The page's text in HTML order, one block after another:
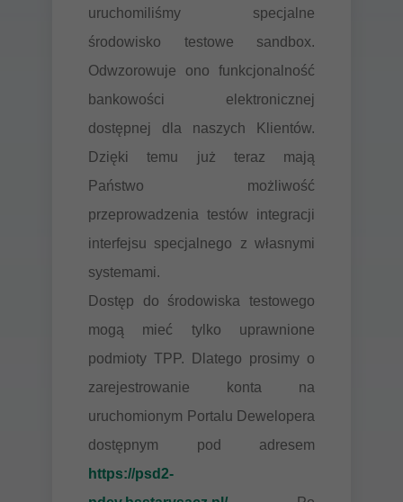
uruchomiliśmy specjalne
środowisko testowe sandbox.
Odwzorowuje ono funkcjonalność
bankowości elektronicznej
dostępnej dla naszych Klientów.
Dzięki temu już teraz mają
Państwo możliwość
przeprowadzenia testów integracji
interfejsu specjalnego z własnymi
systemami.
Dostęp do środowiska testowego
mogą mieć tylko uprawnione
podmioty TPP. Dlatego prosimy o
zarejestrowanie konta na
uruchomionym Portalu Dewelopera
dostępnym pod adresem
https://psd2-